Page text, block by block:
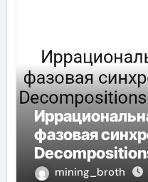
фазовая
диска
mining_broth